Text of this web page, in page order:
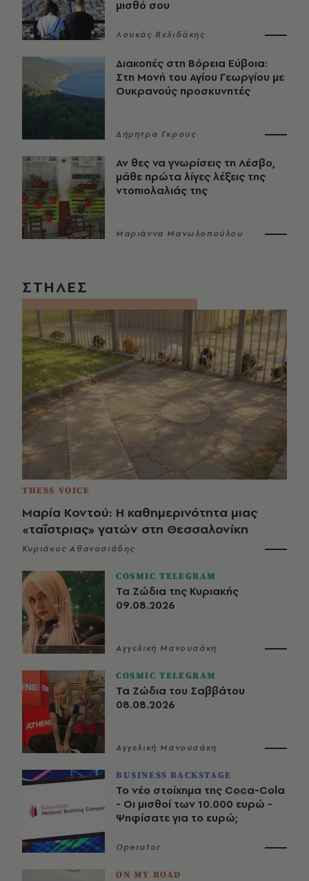
μισθό σου
Λουκάς Βελιδάκης
Διακοπές στη Βόρεια Εύβοια:
Στη Μονή του Αγίου Γεωργίου με
Ουκρανούς προσκυνητές
Δήμητρα Γκρους
Αν θες να γνωρίσεις τη Λέσβο,
μάθε πρώτα λίγες λέξεις της
ντοπιολαλιάς της
Μαριάννα Μανωλοπούλου
ΣΤΗΛΕΣ
THESS VOICE
Μαρία Κοντού: Η καθημερινότητα μιας
«ταΐστριας» γατών στη Θεσσαλονίκη
Κυριάκος Αθανασιάδης
COSMIC TELEGRAM
Τα Ζώδια της Κυριακής
09.08.2026
Αγγελική Μανουσάκη
COSMIC TELEGRAM
Τα Ζώδια του Σαββάτου
08.08.2026
Αγγελική Μανουσάκη
BUSINESS BACKSTAGE
Το νέο στοίχημα της Coca-Cola
- Οι μισθοί των 10.000 ευρώ -
Ψηφίσατε για το ευρώ;
Operator
ON MY ROAD